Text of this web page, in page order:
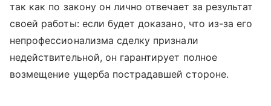
так как по закону он лично отвечает за результат
своей работы: если будет доказано, что из-за его
непрофессионализма сделку признали
недействительной, он гарантирует полное
возмещение ущерба пострадавшей стороне.